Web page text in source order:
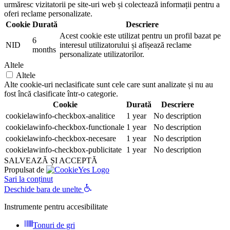
urmăresc vizitatorii pe site-uri web și colectează informații pentru a
oferi reclame personalizate.
Cookie Durată Descriere
NID
6
months
Acest cookie este utilizat pentru un profil bazat pe
interesul utilizatorului și afișează reclame
personalizate utilizatorilor.
Altele
Altele
Alte cookie-uri neclasificate sunt cele care sunt analizate și nu au
fost încă clasificate într-o categorie.
Cookie
Durată
Descriere
cookielawinfo-checkbox-analitice
1 year
No description
cookielawinfo-checkbox-functionale 1 year
No description
cookielawinfo-checkbox-necesare
1 year
No description
cookielawinfo-checkbox-publicitate 1 year
No description
SALVEAZĂ ȘI ACCEPTĂ
Propulsat de
Sari la conținut
Deschide bara de unelte
Instrumente pentru accesibilitate
Tonuri de gri